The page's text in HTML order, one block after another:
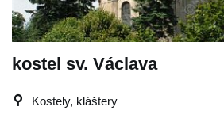
kostel sv. Václava
Kostely, kláštery